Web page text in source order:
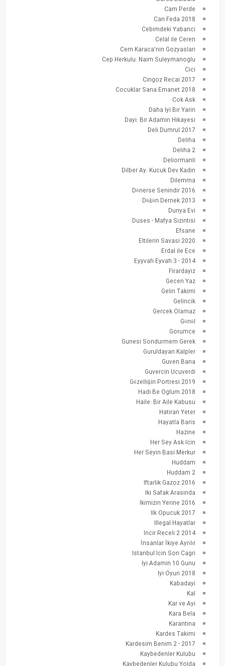
Cam Perde
Can Feda 2018
Cebimdeki Yabanci
Celal ile Ceren
Cem Karaca'nin Gozyaslari
Cep Herkulu: Naim Suleymanoglu
Cici
Cingoz Recai 2017
Cocuklar Sana Emanet 2018
Cok Ask
Daha Iyi Bir Yarin
Dayi: Bir Adamin Hikayesi
Deli Dumrul 2017
Deliha
Deliha 2
Deliormanli
Dilber Ay: Kucuk Dev Kadin
Dilemma
Dönerse Senindir 2016
Düğün Dernek 2013
Dunya Evi
Duses - Mafya Sizintisi
Efsane
Eltilerin Savasi 2020
Erdal ile Ece
Eyyvah Eyvah 3 - 2014
Firardayiz
Gecen Yaz
Gelin Takimi
Gelincik
Gercek Olamaz
Gönül
Gorumce
Gunesi Sondurmem Gerek
Guruldayan Kalpler
Guven Bana
Guvercin Ucuverdi
Güzelliğin Portresi 2019
Hadi Be Oglum 2018
Haile: Bir Aile Kabusu
Hatiran Yeter
Hayatla Baris
Hazine
Her Sey Ask Icin
Her Seyin Basi Merkur
Huddam
Huddam 2
Iftarlik Gazoz 2016
Iki Safak Arasinda
Ikimizin Yerine 2016
Ilk Opucuk 2017
Illegal Hayatlar
Incir Receli 2 2014
İnsanlar İkiye Ayrılır
Istanbul Icin Son Cagri
Iyi Adamin 10 Gunu
Iyi Oyun 2018
Kabadayi
Kal
Kar ve Ayi
Kara Bela
Karantina
Kardes Takimi
Kardesim Benim 2 - 2017
Kaybedenler Kulubu